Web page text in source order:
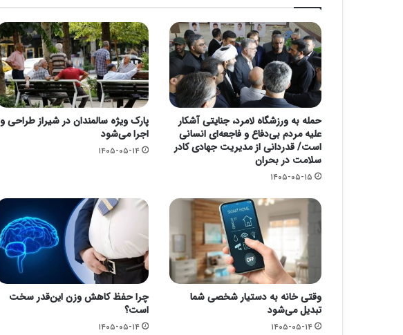
حمله به ورزشگاه لامرد، جنایتی آشکار
علیه مردم بی‌دفاع و فاجعه‌ای انسانی
است/ قدردانی از مدیریت جهادی کادر
سلامت در بحران
۱۴۰۵-۰۵-۱۵
پارک ویژه سالمندان در شیراز طراحی و
اجرا می‌شود
۱۴۰۵-۰۵-۱۴
وقتی خانه به دستیار شخصی شما
تبدیل می‌شود
۱۴۰۵-۰۵-۱۴
چرا حفظ کاهش وزن این‌قدر سخت
است؟
۱۴۰۵-۰۵-۱۴